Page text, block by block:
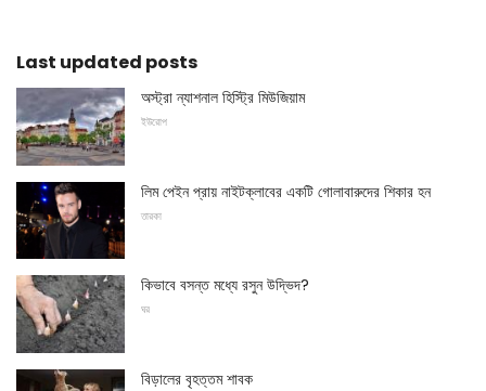
Last updated posts
অস্ট্রা ন্যাশনাল হিস্ট্রি মিউজিয়াম
ইউরোপ
লিম পেইন প্রায় নাইটক্লাবের একটি গোলাবারুদের শিকার হন
তারকা
কিভাবে বসন্ত মধ্যে রসুন উদ্ভিদ?
ঘর
বিড়ালের বৃহত্তম শাবক